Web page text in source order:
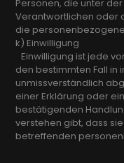
Personen, die unter
Verantwortlichen oder
die
k) Einwilligung
Einwilligung ist jede
den bestimmten Fall in
unmissverständlich
einer Erklärung oder
bestätigenden
verstehen gibt, dass
betreffenden